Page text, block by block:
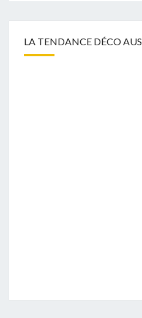
LA TENDANCE DÉCO